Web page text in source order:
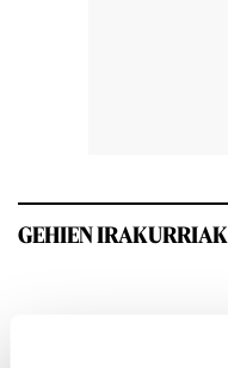
GEHIEN IRAKURRIAK